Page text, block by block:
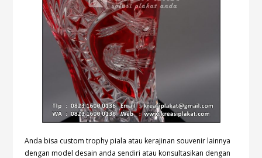
Anda bisa custom trophy piala atau kerajinan souvenir lainnya
dengan model desain anda sendiri atau konsultasikan dengan